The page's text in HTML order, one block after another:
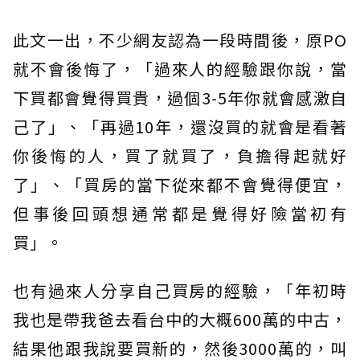
此文一出，不少網友認為一段時間後，原PO
就不會後悔了，「過來人的經驗跟你說，當
下買都會覺得買貴，過個3-5年你就會感激自
己了」、「再過10年，還沒買的就會是看著
你後悔的人，買了就買了，負擔得起就好
了」、「買房的當下從來都不會覺得便宜，
但事後回頭想通常都是覺得好險當初有
買」。
也有過來人分享自己買房的經驗，「年初時
我也是帶我爸去看台中的大概600萬的中古，
結果他跟我說要買新的，然後3000萬的，叫